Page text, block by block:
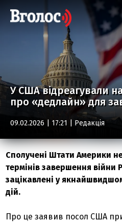
У США відреагували
про «дедлайн» для
09.02.2026 | 17:21 | Редакція
Сполучені Штати Америки
термінів завершення війни
зацікавлені у
дій.
Про це заявив посол США